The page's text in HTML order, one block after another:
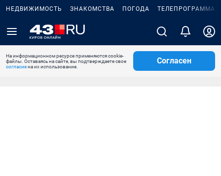
НЕДВИЖИМОСТЬ ЗНАКОМСТВА ПОГОДА ТЕЛЕПРОГРАММА
На информационном ресурсе применяются cookie-
файлы. Оставаясь на сайте, вы подтверждаете свое
согласиена их использование.
Согласен